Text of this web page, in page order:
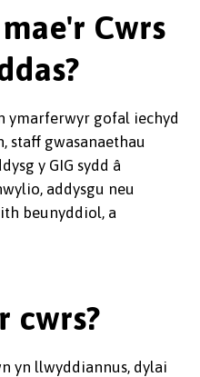
Cwrs
ymarferwyr gofal iechyd
staff gwasanaethau
y GIG sydd â
addysgu neu
beunyddiol, a
cwrs?
yn llwyddiannus, dylai